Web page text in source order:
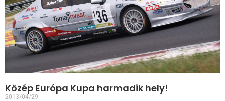
Közép Európa Kupa harmadik hely!
2013/04/29